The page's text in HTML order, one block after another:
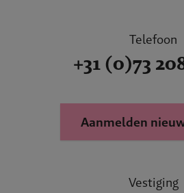
Telefoon
+31 (0)73
Aanmelden
Vestiging